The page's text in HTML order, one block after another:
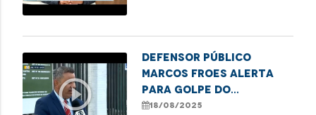
play_circle_outline
Defensor público
Marcos Froes alerta
para golpe do
consórcio e destaca
18/08/2025